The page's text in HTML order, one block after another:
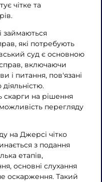
чітке та
займаються
які потребують
суд є основною
включаючи
і питання, пов'язані
скарги на рішення
перегляду
на Джерсі чітко
з подання
етапів,
основні слухання
оскарження. Такий